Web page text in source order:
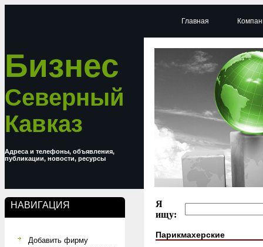
Бизнес
Северный
Кавказ
Адреса и телефоны, объявления,
публикации, новости, ресурсы
НАВИГАЦИЯ
Добавить фирму
Главная
Я
ищу:
Парикмахерские